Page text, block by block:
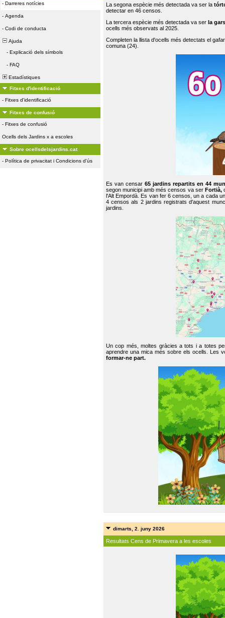
- Darreres notícies
- Agenda
- Codi de conducta
Ajuda
- Explicació dels símbols
- FAQ
Estadístiques
Fitxes d'identificació
- Fitxes d'identificació
Fitxes de confusió
- Fitxes de confusió
Ocells dels Jardins x a escoles
Sobre ocellsdelsjardins.cat
- Política de privacitat i Condicions d'ús
La segona espècie més detectada va ser la
detectar en 46 censos.
La tercera espècie més detectada va ser la
ocells més observats al 2025.
Completen la llista d'ocells més detectats el
comuna (24).
Es van censar65 jardins repartits en 44
segon municipi amb més censos va ser Fortià,
l'Alt Empordà. Es van fer 6 censos, un a cada
4 censos als 2 jardins registrats d'aquest
jardins.
Un cop més, moltes gràcies a tots i a totes
aprendre una mica més sobre els ocells. Les
formar-ne part.
dimarts, 2. juny 2026
Resultats Cens de Primavera a les escoles